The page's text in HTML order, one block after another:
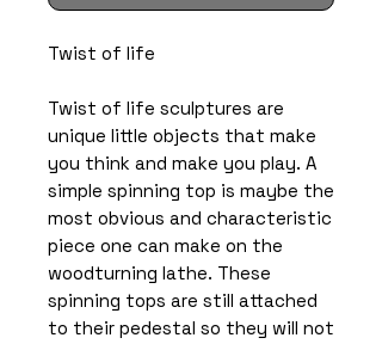
Twist of life
Twist of life sculptures are
unique little objects that make
you think and make you play. A
simple spinning top is maybe the
most obvious and characteristic
piece one can make on the
woodturning lathe. These
spinning tops are still attached
to their pedestal so they will not